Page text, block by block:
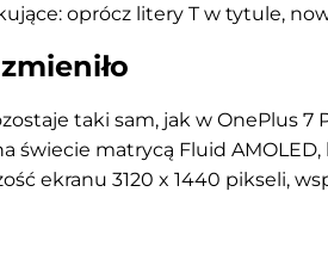
oprócz litery T w tytule,
taki sam, jak w OnePlus 7
świecie matrycą Fluid
ekranu 3120 x 1440 pikseli,